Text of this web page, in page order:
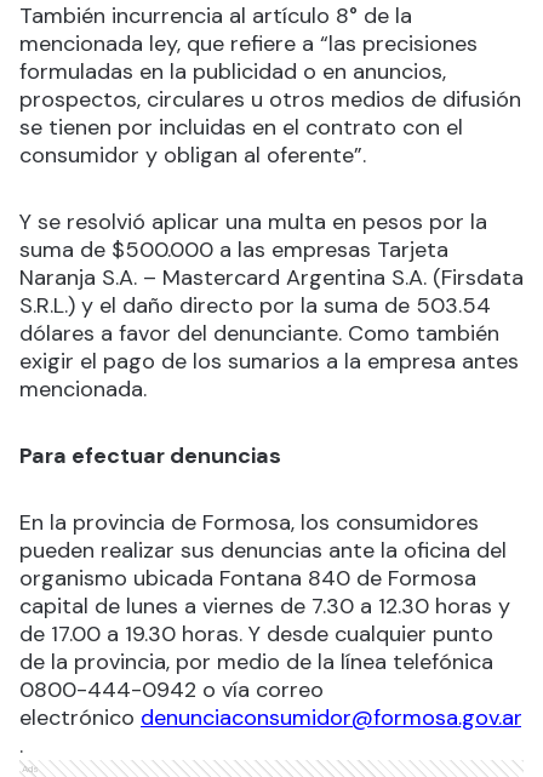
También incurrencia al artículo 8° de la
mencionada ley, que refiere a “las precisiones
formuladas en la publicidad o en anuncios,
prospectos, circulares u otros medios de difusión
se tienen por incluidas en el contrato con el
consumidor y obligan al oferente”.
Y se resolvió aplicar una multa en pesos por la
suma de $500.000 a las empresas Tarjeta
Naranja S.A. – Mastercard Argentina S.A. (Firsdata
S.R.L.) y el daño directo por la suma de 503.54
dólares a favor del denunciante. Como también
exigir el pago de los sumarios a la empresa antes
mencionada.
Para efectuar denuncias
En la provincia de Formosa, los consumidores
pueden realizar sus denuncias ante la oficina del
organismo ubicada Fontana 840 de Formosa
capital de lunes a viernes de 7.30 a 12.30 horas y
de 17.00 a 19.30 horas. Y desde cualquier punto
de la provincia, por medio de la línea telefónica
0800-444-0942 o vía correo
electrónico denunciaconsumidor@formosa.gov.ar
.
Ads